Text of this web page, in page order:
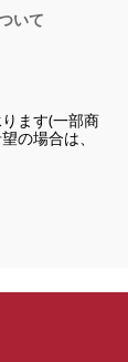
いて
ます(一部商
の場合は、